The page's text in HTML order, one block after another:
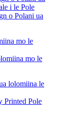
o Polani ua
mo le
Printed Pole